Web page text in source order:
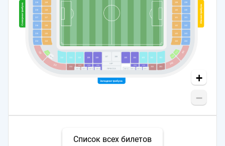
Северная трибуна Южная трибуна
Западная трибуна
139 239
140 240
141 241
142 242
143 243
144 244
146
145
246
245
113
213
212
219 119
218 118
217 117
216 116
215 115
214 114
112 111
211
110 108
109 105 104 103
208
209
210 204
203
VIP 4
VIP 8 VIP 7 VIP 6 VIP 5 VIP 3 VIP 2 VIP 1
102 101
201
202
107 106
VIP
ПРЕССА
МГН
+
−
Список всех билетов